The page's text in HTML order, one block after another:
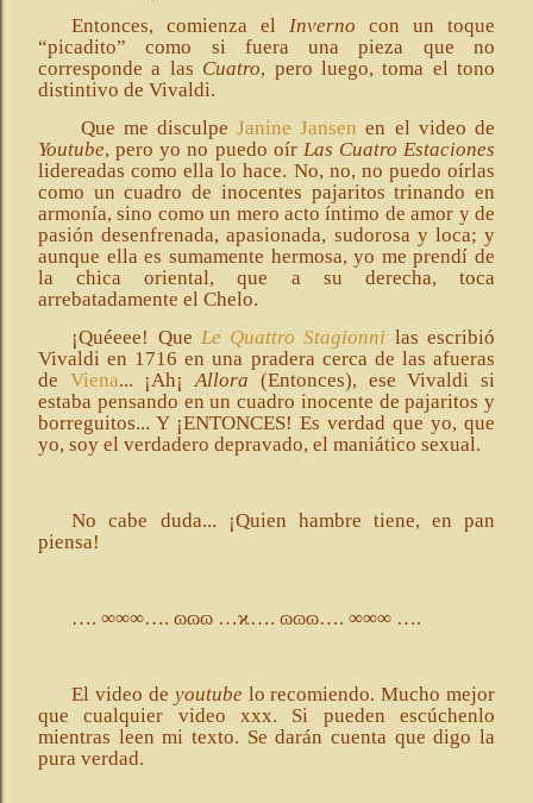
Entonces, comienza elInverno con un toque
“picadito” como si fuera una pieza que no
corresponde a las Cuatro, pero luego, toma el tono
distintivo de Vivaldi.
Que me disculpeJanine Jansen en el video de
Youtube, pero yo no puedo oír Las Cuatro Estaciones
lidereadas como ella lo hace. No, no, no puedo oírlas
como un cuadro de inocentes pajaritos trinando en
armonía, sino como un mero acto íntimo de amor y de
pasión desenfrenada, apasionada, sudorosa y loca; y
aunque ella es sumamente hermosa, yo me prendí de
la chica oriental, que a su derecha, toca
arrebatadamente el Chelo.
¡Quéeee! Que Le Quattro Stagionni las escribió
Vivaldi en 1716 en una pradera cerca de las afueras
de Viena... ¡Ah¡Allora (Entonces), ese Vivaldi si
estaba pensando en un cuadro inocente de pajaritos y
borreguitos... Y ¡ENTONCES! Es verdad que yo, que
yo, soy el verdadero depravado, el maniático sexual.
No cabe duda... ¡Quien hambre tiene, en pan
piensa!
…. ∞∞∞…. ɷɷɷ …ϰ…. ɷɷɷ…. ∞∞∞ ….
El video de youtube lo recomiendo. Mucho mejor
que cualquier video xxx. Si pueden escúchenlo
mientras leen mi texto. Se darán cuenta que digo la
pura verdad.